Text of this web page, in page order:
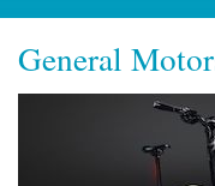
General